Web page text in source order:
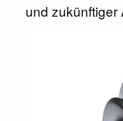
und zukünftiger